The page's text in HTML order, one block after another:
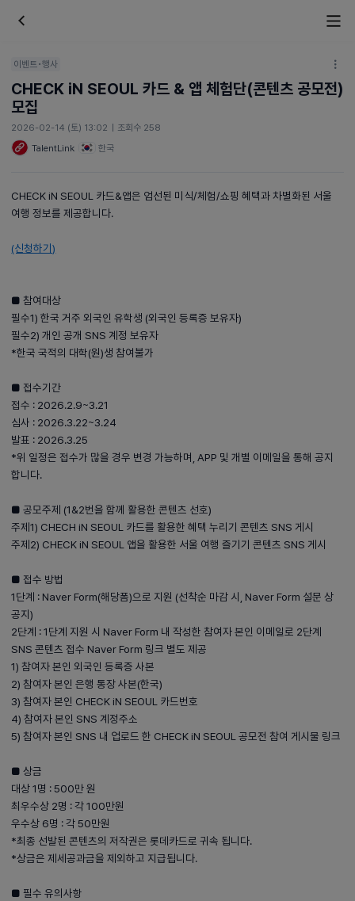
이벤트•행사
CHECK iN SEOUL 카드 & 앱 체험단(콘텐츠 공모전)
모집
2026-02-14 (토) 13:02 | 조회수 258
TalentLink
한국
CHECK iN SEOUL 카드&앱은 엄선된 미식/체험/쇼핑 혜택과 차별화된 서울
여행 정보를 제공합니다.
(신청하기)
■ 참여대상
필수1) 한국 거주 외국인 유학생 (외국인 등록증 보유자)
필수2) 개인 공개 SNS 계정 보유자
*한국 국적의 대학(원)생 참여불가
■ 접수기간
접수 : 2026.2.9~3.21
심사 : 2026.3.22~3.24
발표 : 2026.3.25
*위 일정은 접수가 많을 경우 변경 가능하며, APP 및 개별 이메일을 통해 공지
합니다.
■ 공모주제 (1&2번을 함께 활용한 콘텐츠 선호)
주제1) CHECH iN SEOUL 카드를 활용한 혜택 누리기 콘텐츠 SNS 게시
주제2) CHECK iN SEOUL 앱을 활용한 서울 여행 즐기기 콘텐츠 SNS 게시
■ 접수 방법
1단계 : Naver Form(해당폼)으로 지원 (선착순 마감 시, Naver Form 설문 상
공지)
2단계 : 1단계 지원 시 Naver Form 내 작성한 참여자 본인 이메일로 2단계
SNS 콘텐츠 접수 Naver Form 링크 별도 제공
1) 참여자 본인 외국인 등록증 사본
2) 참여자 본인 은행 통장 사본(한국)
3) 참여자 본인 CHECK iN SEOUL 카드번호
4) 참여자 본인 SNS 계정주소
5) 참여자 본인 SNS 내 업로드 한 CHECK iN SEOUL 공모전 참여 게시물 링크
■ 상금
대상 1명 : 500만 원
최우수상 2명 : 각 100만원
우수상 6명 : 각 50만원
*최종 선발된 콘텐츠의 저작권은 롯데카드로 귀속 됩니다.
*상금은 제세공과금을 제외하고 지급됩니다.
■ 필수 유의사항